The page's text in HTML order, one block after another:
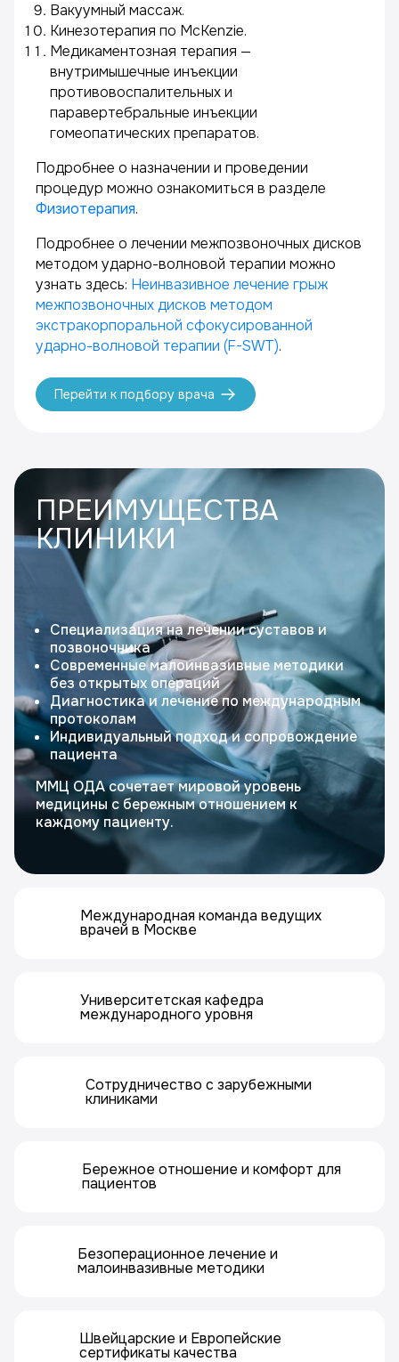
Вакуумный массаж.
Кинезотерапия по McKenzie.
Медикаментозная терапия —
внутримышечные инъекции
противовоспалительных и
паравертебральные инъекции
гомеопатических препаратов.
Подробнее о назначении и проведении
процедур можно ознакомиться в разделе
Физиотерапия.
Подробнее о лечении межпозвоночных дисков
методом ударно-волновой терапии можно
узнать здесь: Неинвазивное лечение грыж
межпозвоночных дисков методом
экстракорпоральной сфокусированной
ударно-волновой терапии (F-SWT).
Перейти к подбору врача
ПРЕИМУЩЕСТВА
КЛИНИКИ
Специализация на лечении суставов и
позвоночника
Современные малоинвазивные методики
без открытых операций
Диагностика и лечение по международным
протоколам
Индивидуальный подход и сопровождение
пациента
ММЦ ОДА сочетает мировой уровень
медицины с бережным отношением к
каждому пациенту.
Международная команда ведущих
врачей в Москве
Университетская кафедра
международного уровня
Сотрудничество с зарубежными
клиниками
Бережное отношение и комфорт для
пациентов
Безоперационное лечение и
малоинвазивные методики
Швейцарские и Европейские
сертификаты качества